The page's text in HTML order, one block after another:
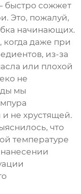
быстро сожжет
Это, пожалуй,
начинающих.
даже при
из-за
или плохой
не
мы
не хрустящей.
что
температуре